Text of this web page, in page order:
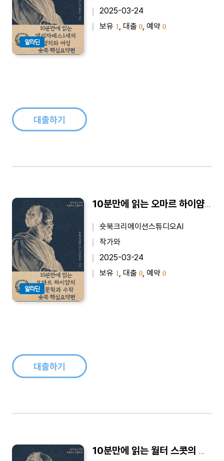
알라딘
2025-03-24
보유 1, 대출 0, 예약 0
대출하기
알라딘
10분만에 읽는 오마르 하이얌의 천문학과 수학 - 바쁜 당신을 위한 10분 완벽 요약본
숏북크리에이션스튜디오AI
작가와
2025-03-24
보유 1, 대출 0, 예약 0
대출하기
10분만에 읽는 월터 스콧의 나폴레옹 보나파르트의 생애 숏북 핵심요약편 - 바쁜 당신을 위한 10분 완벽 요약본